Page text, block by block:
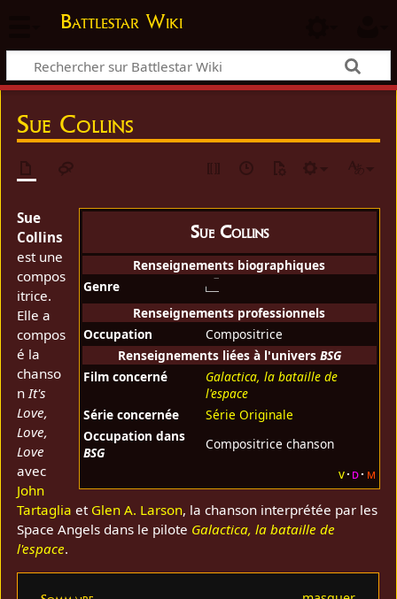
Battlestar Wiki
Sue Collins
Sue Collins
Renseignements biographiques
Genre
Renseignements professionnels
Occupation
Compositrice
Renseignements liées à l'univers BSG
Film concerné
Galactica, la bataille de
l'espace
Série concernée
Série Originale
Occupation dans
BSG
Compositrice chanson
v d m
Sue
Collins
est une
compos
itrice.
Elle a
compos
é la
chanso
nIt's
Love,
Love,
Love
avec
John
Tartaglia et Glen A. Larson, la chanson interprétée par les
Space Angels dans le pilote Galactica, la bataille de
l'espace.